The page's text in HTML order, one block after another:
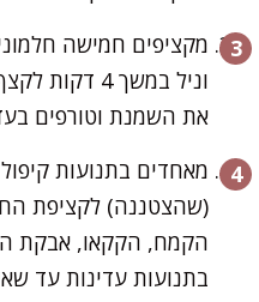
וניל במשך 4
את השמנת וטורפים
מאחדים בתנועות
(שהצטננה) לקציפת
הקמח, הקקאו, אבקת
בתנועות עדינות עד